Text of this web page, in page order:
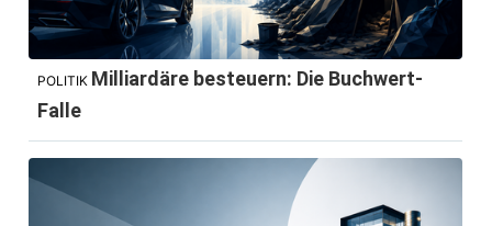
POLITIK Milliardäre besteuern: Die Buchwert-
Falle